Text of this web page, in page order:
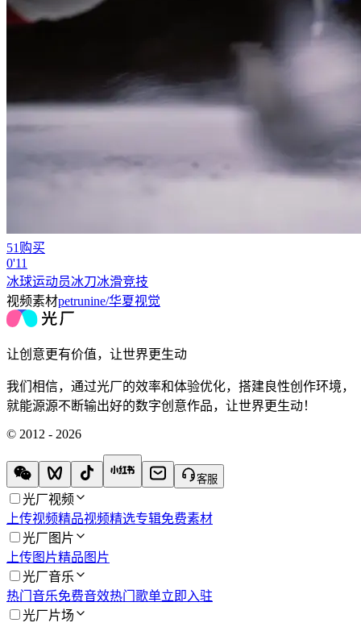
51购买
0'11
冰球运动员冰刀冰滑竞技
视频素材petrunine/华夏视觉
让创意更有价值，让世界更生动
我们相信，通过光厂的效率和体验优化，搭建良性创作环境，
就能源源不断输出好的数字创意作品，让世界更生动！
© 2012 - 2026
客服
光厂视频
上传视频精品视频精选专辑免费素材
光厂图片
上传图片精品图片
光厂音乐
热门音乐免费音效热门歌单立即入驻
光厂片场